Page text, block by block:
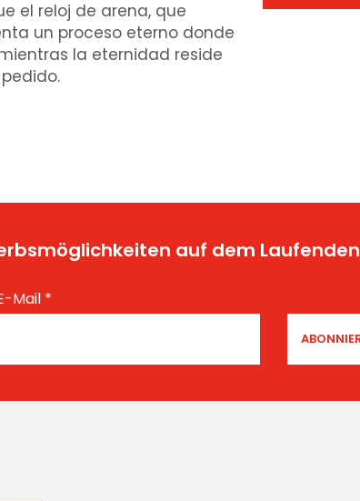
el reloj de arena, que
un proceso eterno donde
la eternidad reside
auf dem Laufenden
Mail *